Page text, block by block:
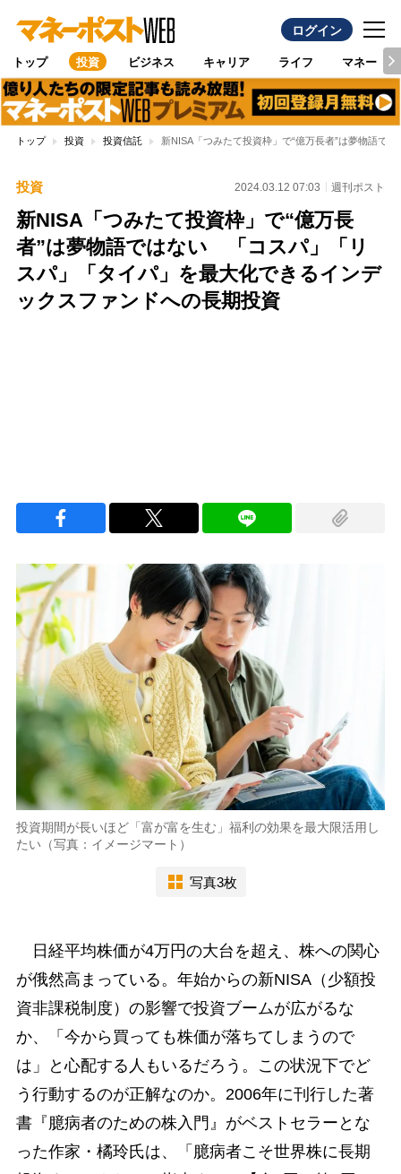
ログイン
トップ 投資 ビジネス キャリア ライフ マネー
トップ 投資 投資信託 新NISA「つみたて投資枠」で“億万長者”は夢物語で
投資 2024.03.12 07:03 週刊ポスト
新NISA「つみたて投資枠」で“億万長
者”は夢物語ではない 「コスパ」「リ
スパ」「タイパ」を最大化できるインデ
ックスファンドへの長期投資
投資期間が長いほど「富が富を生む」福利の効果を最大限活用し
たい（写真：イメージマート）
写真3枚
日経平均株価が4万円の大台を超え、株への関心
が俄然高まっている。年始からの新NISA（少額投
資非課税制度）の影響で投資ブームが広がるな
か、「今から買っても株価が落ちてしまうので
は」と心配する人もいるだろう。この状況下でど
う行動するのが正解なのか。2006年に刊行した著
書『臆病者のための株入門』がベストセラーとな
った作家・橘玲氏は、「臆病者こそ世界株に長期